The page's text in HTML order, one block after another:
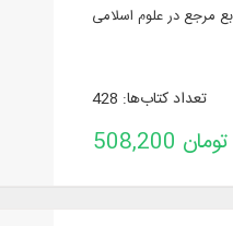
تعداد کتاب‌ها: 428
508,200 تومان